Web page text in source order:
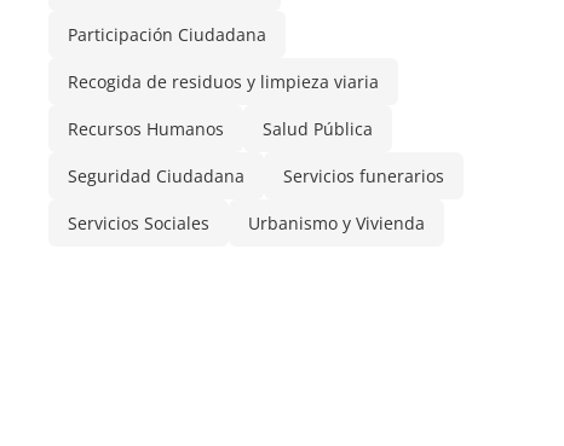
Participación Ciudadana
Recogida de residuos y limpieza viaria
Recursos Humanos Salud Pública
Seguridad Ciudadana Servicios funerarios
Servicios Sociales Urbanismo y Vivienda